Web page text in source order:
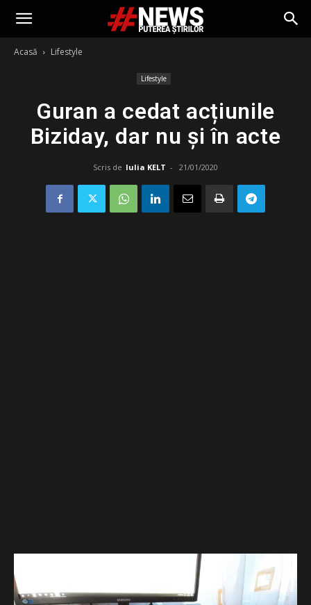
Acasă Lifestyle
Lifestyle
Guran a cedat acțiunile
Biziday, dar nu și în acte
Scris de Iulia KELT - 21/01/2020